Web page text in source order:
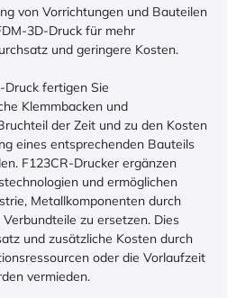
von Vorrichtungen und Bauteilen
3D-Druck für mehr
und geringere Kosten.
fertigen Sie
Klemmbacken und
der Zeit und zu den Kosten
eines entsprechenden Bauteils
F123CR-Drucker ergänzen
und ermöglichen
Metallkomponenten durch
zu ersetzen. Dies
und zusätzliche Kosten durch
oder die Vorlaufzeit
vermieden.